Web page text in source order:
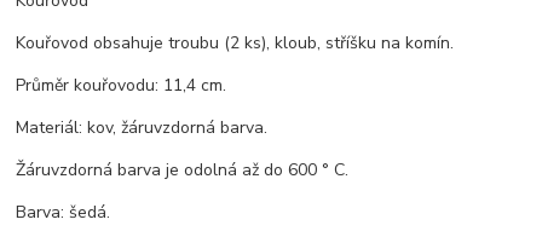
Kouřovod obsahuje troubu (2 ks), kloub, stříšku na komín.
Průměr kouřovodu: 11,4 cm.
Materiál: kov, žáruvzdorná barva.
Žáruvzdorná barva je odolná až do 600 ° C.
Barva: šedá.